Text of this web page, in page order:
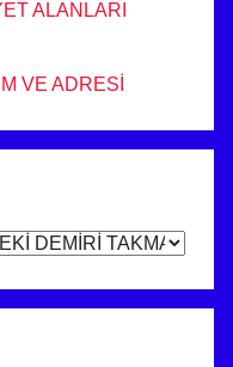
ALANLARI
VE ADRESİ